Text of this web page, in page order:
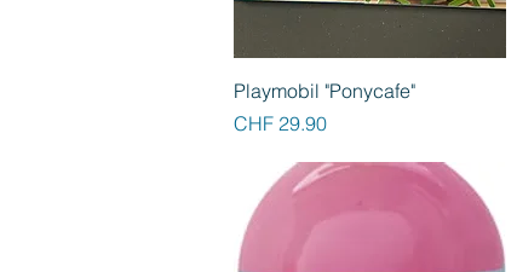
Schnellansicht
Playmobil "Ponycafe"
Preis
CHF 29.90